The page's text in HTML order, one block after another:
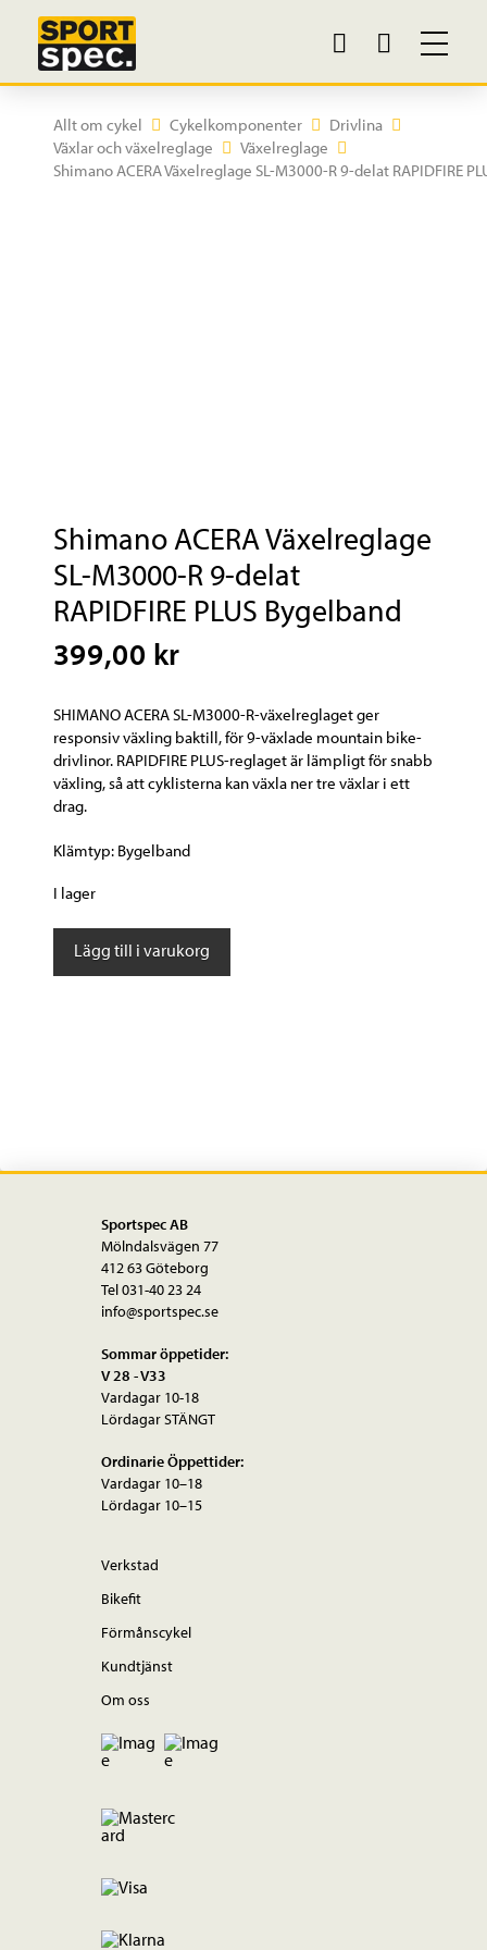
Allt om cykel Cykelkomponenter
Drivlina
Växlar och växelreglage
Växelreglage
Shimano ACERA Växelreglage SL-M3000-R 9-delat RAPIDFIRE
Shimano ACERA Växelreglage
SL-M3000-R 9-delat
RAPIDFIRE PLUS Bygelband
399,00 kr
SHIMANO ACERA SL-M3000-R-växelreglaget ger
responsiv växling baktill, för 9-växlade mountain bike-
drivlinor. RAPIDFIRE PLUS-reglaget är lämpligt för snabb
växling, så att cyklisterna kan växla ner tre växlar i ett
drag.
Klämtyp: Bygelband
I lager
Shimano
RAPIDFIRE
Bygelband
Lägg till i varukorg
Sportspec AB
Mölndalsvägen 77
412 63 Göteborg
Tel 031-40 23 24
info@sportspec.se
Sommar öppetider:
V 28 - V33
Vardagar 10-18
Lördagar STÄNGT
Ordinarie Öppettider:
Vardagar 10–18
Lördagar 10–15
Verkstad
Bikefit
Förmånscykel
Kundtjänst
Om oss